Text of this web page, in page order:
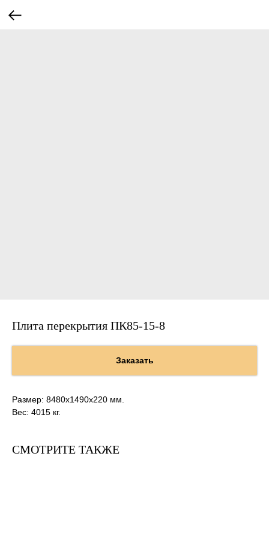
Плита перекрытия ПК85-15-8
Заказать
Размер: 8480х1490х220 мм.
Вес: 4015 кг.
СМОТРИТЕ ТАКЖЕ